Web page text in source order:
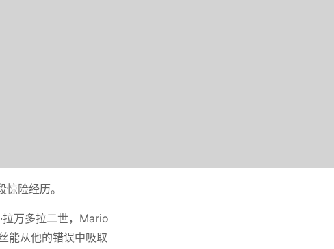
险经历。
万多拉二世，Mario
能从他的错误中吸取